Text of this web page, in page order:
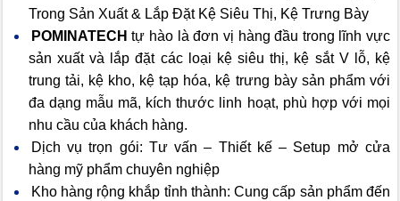
Trong Sản Xuất & Lắp Đặt Kệ Siêu Thị, Kệ Trưng Bày
POMINATECHtự hào là đơn vị hàng đầu trong lĩnh vực
sản xuất và lắp đặt các loại kệ siêu thị, kệ sắt V lỗ, kệ
trung tải, kệ kho, kệ tạp hóa, kệ trưng bày sản phẩm với
đa dạng mẫu mã, kích thước linh hoạt, phù hợp với mọi
nhu cầu của khách hàng.
Dịch vụ trọn gói: Tư vấn – Thiết kế – Setup mở cửa
hàng mỹ phẩm chuyên nghiệp
Kho hàng rộng khắp tỉnh thành: Cung cấp sản phẩm đến